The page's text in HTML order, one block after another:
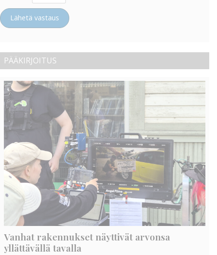
Lähetä vastaus
PÄÄKIRJOITUS
Vanhat rakennukset näyttivät arvonsa
yllättävällä tavalla